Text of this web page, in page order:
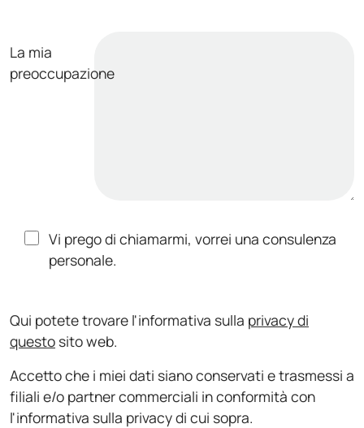
La mia
preoccupazione
Vi prego di chiamarmi, vorrei una consulenza
personale.
Qui potete trovare l'informativa sulla privacy di
questo sito web.
Accetto che i miei dati siano conservati e trasmessi a
filiali e/o partner commerciali in conformità con
l'informativa sulla privacy di cui sopra.